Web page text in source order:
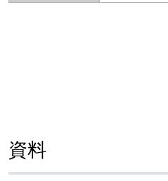
資料